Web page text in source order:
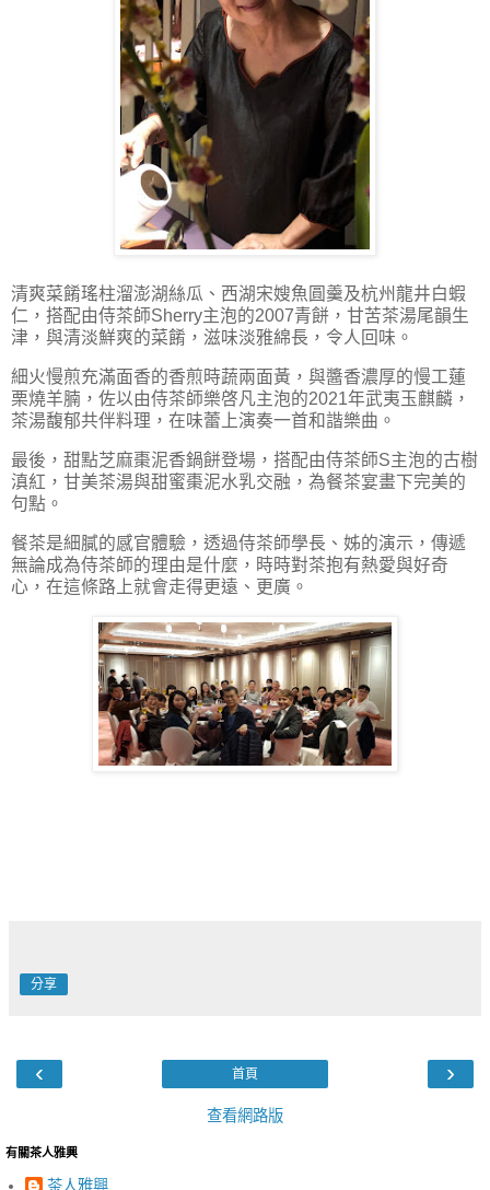
清爽菜餚瑤柱溜澎湖絲瓜、西湖宋嫂魚圓羹及杭州龍井白蝦
仁，搭配由侍茶師Sherry主泡的2007青餅，甘苦茶湯尾韻生
津，與清淡鮮爽的菜餚，滋味淡雅綿長，令人回味。
細火慢煎充滿面香的香煎時蔬兩面黃，與醬香濃厚的慢工蓮
栗燒羊腩，佐以由侍茶師樂啓凡主泡的2021年武夷玉麒麟，
茶湯馥郁共伴料理，在味蕾上演奏一首和諧樂曲。
最後，甜點芝麻棗泥香鍋餅登場，搭配由侍茶師S主泡的古樹
滇紅，甘美茶湯與甜蜜棗泥水乳交融，為餐茶宴畫下完美的
句點。
餐茶是細膩的感官體驗，透過侍茶師學長、姊的演示，傳遞
無論成為侍茶師的理由是什麼，時時對茶抱有熱愛與好奇
心，在這條路上就會走得更遠、更廣。
分享
‹ ›
首頁
查看網路版
有關茶人雅興
茶人雅興